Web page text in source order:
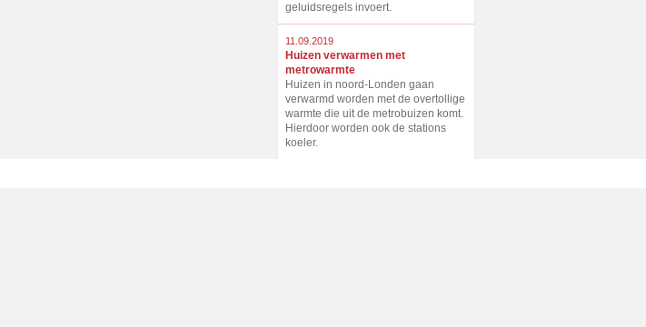
geluidsregels invoert.
11.09.2019
Huizen verwarmen met
metrowarmte
Huizen in noord-Londen gaan
verwarmd worden met de overtollige
warmte die uit de metrobuizen komt.
Hierdoor worden ook de stations
koeler.